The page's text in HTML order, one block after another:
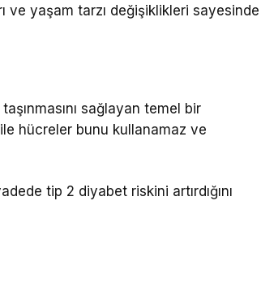
ve yaşam tarzı değişiklikleri sayesinde
sağlayan temel bir
hücreler bunu kullanamaz ve
tip 2 diyabet riskini artırdığını